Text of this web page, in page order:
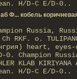
H/D-С E/D-0..
Ф... кобель
Russia,
RKF. о.
heart,
0. Champion
KLAB KIRIYANA
H/D-С E/D-0..